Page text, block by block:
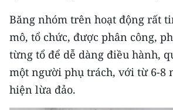
Media Y tế
Media Khoa học - Công nghệ
Media Môi trường
Băng nhóm trên hoạt động rất
mô, tổ chức, được phân công,
từng tổ để dễ dàng điều hành,
một người phụ trách, với từ 6-8
hiện lừa đảo.